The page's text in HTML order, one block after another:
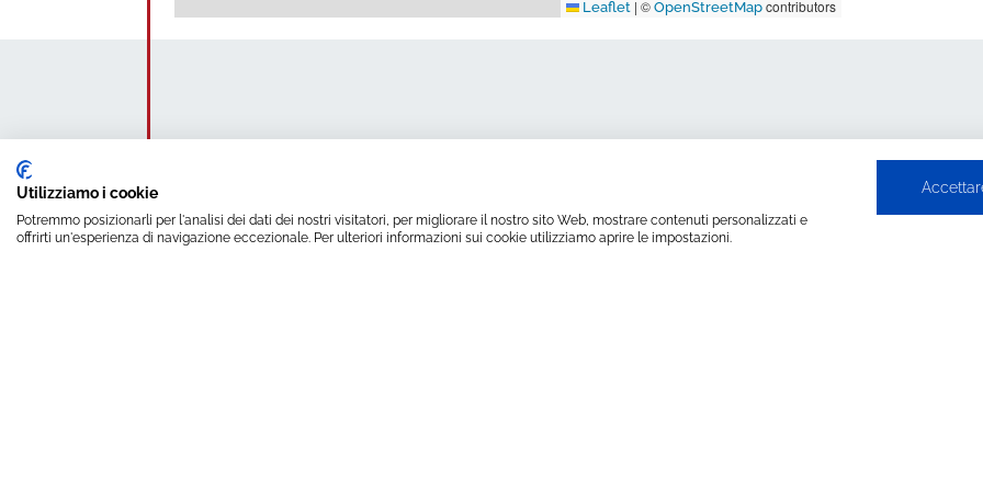
Leaflet | © OpenStreetMapcontributors
Utilizziamo i cookie
Potremmo posizionarli per l'analisi dei dati dei nostri visitatori, per migliorare il nostro sito Web, mostrare contenuti personalizzati e
offrirti un'esperienza di navigazione eccezionale. Per ulteriori informazioni sui cookie utilizziamo aprire le impostazioni.